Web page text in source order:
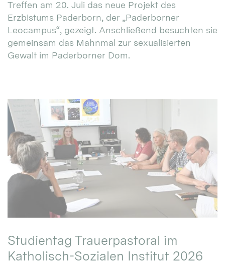
Treffen am 20. Juli das neue Projekt des
Erzbistums Paderborn, der „Paderborner
Leocampus“, gezeigt. Anschließend besuchten sie
gemeinsam das Mahnmal zur sexualisierten
Gewalt im Paderborner Dom.
Studientag Trauerpastoral im
Katholisch-Sozialen Institut 2026